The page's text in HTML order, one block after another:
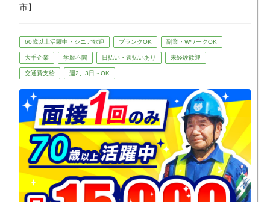
市】
60歳以上活躍中・シニア歓迎 ブランクOK 副業・WワークOK
大手企業 学歴不問 日払い・週払いあり 未経験歓迎
交通費支給 週2、3日～OK